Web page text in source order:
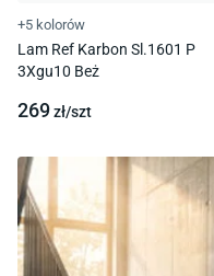
+5 kolorów
Lam Ref Karbon Sl.1601 P
3Xgu10 Beż
269zł/szt